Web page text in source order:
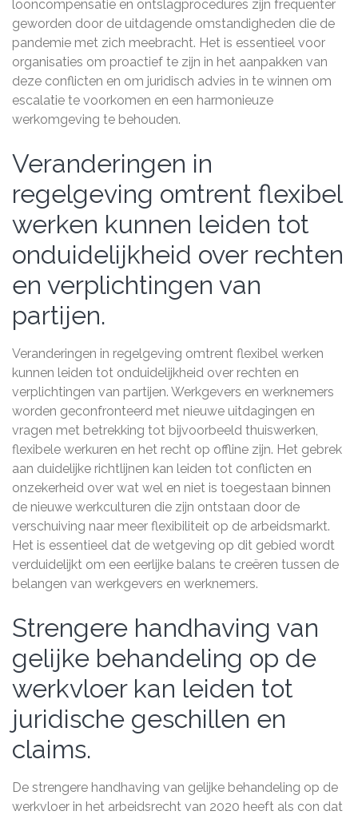
looncompensatie en ontslagprocedures zijn frequenter
geworden door de uitdagende omstandigheden die de
pandemie met zich meebracht. Het is essentieel voor
organisaties om proactief te zijn in het aanpakken van
deze conflicten en om juridisch advies in te winnen om
escalatie te voorkomen en een harmonieuze
werkomgeving te behouden.
Veranderingen in
regelgeving omtrent flexibel
werken kunnen leiden tot
onduidelijkheid over rechten
en verplichtingen van
partijen.
Veranderingen in regelgeving omtrent flexibel werken
kunnen leiden tot onduidelijkheid over rechten en
verplichtingen van partijen. Werkgevers en werknemers
worden geconfronteerd met nieuwe uitdagingen en
vragen met betrekking tot bijvoorbeeld thuiswerken,
flexibele werkuren en het recht op offline zijn. Het gebrek
aan duidelijke richtlijnen kan leiden tot conflicten en
onzekerheid over wat wel en niet is toegestaan binnen
de nieuwe werkculturen die zijn ontstaan door de
verschuiving naar meer flexibiliteit op de arbeidsmarkt.
Het is essentieel dat de wetgeving op dit gebied wordt
verduidelijkt om een eerlijke balans te creëren tussen de
belangen van werkgevers en werknemers.
Strengere handhaving van
gelijke behandeling op de
werkvloer kan leiden tot
juridische geschillen en
claims.
De strengere handhaving van gelijke behandeling op de
werkvloer in het arbeidsrecht van 2020 heeft als con dat